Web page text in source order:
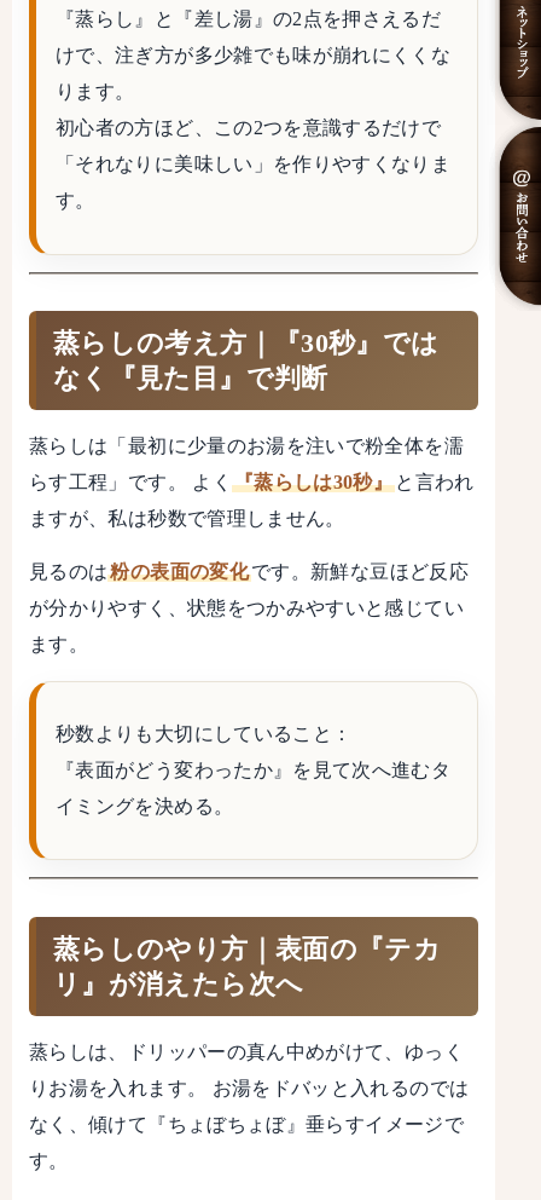
『蒸らし』と『差し湯』の2点を押さえるだ
けで、注ぎ方が多少雑でも味が崩れにくくな
ります。
初心者の方ほど、この2つを意識するだけで
「それなりに美味しい」を作りやすくなりま
す。
蒸らしの考え方｜『30秒』では
なく『見た目』で判断
蒸らしは「最初に少量のお湯を注いで粉全体を濡
らす工程」です。 よく 『蒸らしは30秒』 と言われ
ますが、私は秒数で管理しません。
見るのは粉の表面の変化です。新鮮な豆ほど反応
が分かりやすく、状態をつかみやすいと感じてい
ます。
秒数よりも大切にしていること：
『表面がどう変わったか』 を見て次へ進むタ
イミングを決める。
蒸らしのやり方｜表面の『テカ
リ』が消えたら次へ
蒸らしは、ドリッパーの真ん中めがけて、ゆっく
りお湯を入れます。 お湯をドバッと入れるのでは
なく、傾けて『ちょぼちょぼ』垂らすイメージで
す。